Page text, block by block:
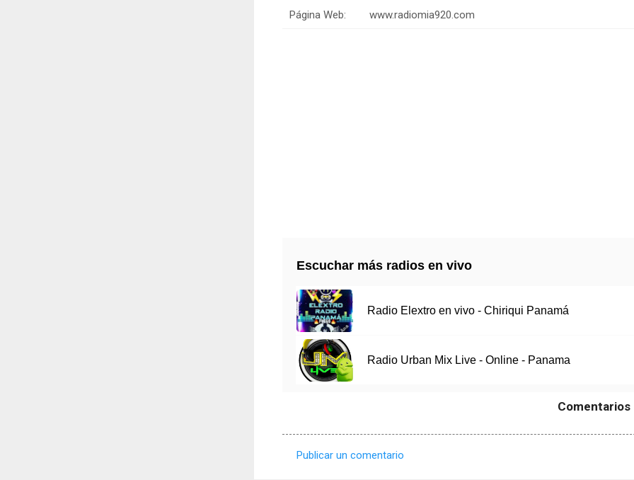
Página Web: www.radiomia920.com
Escuchar más radios en vivo
Radio Elextro en vivo - Chiriqui Panamá
Radio Urban Mix Live - Online - Panama
Comentarios
Publicar un comentario